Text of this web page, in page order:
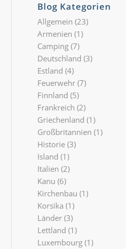
Blog Kategorien
Allgemein (23)
Armenien (1)
Camping (7)
Deutschland (3)
Estland (4)
Feuerwehr (7)
Finnland (5)
Frankreich (2)
Griechenland (1)
Großbritannien (1)
Historie (3)
Island (1)
Italien (2)
Kanu (6)
Kirchenbau (1)
Korsika (1)
Länder (3)
Lettland (1)
Luxembourg (1)